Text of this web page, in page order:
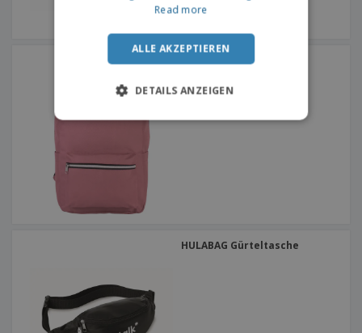
Kimood | Rucksack im
HULABAG Gürteltasche
Read more
ALLE AKZEPTIEREN
DETAILS ANZEIGEN